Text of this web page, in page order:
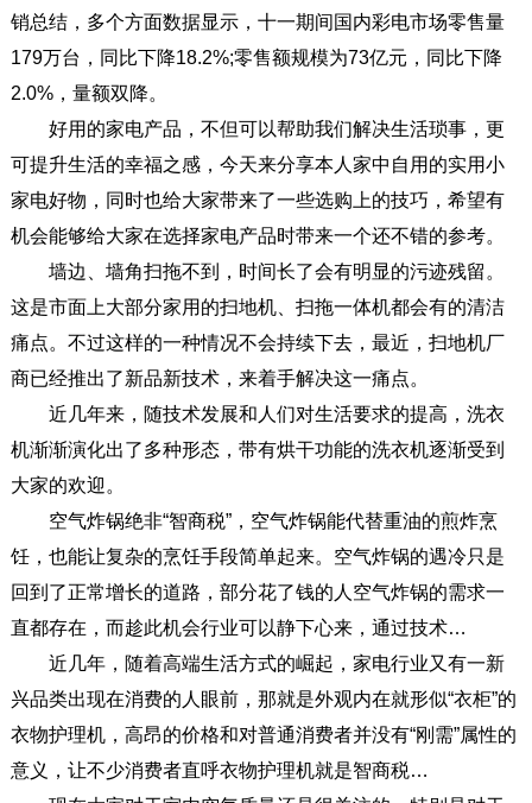
销总结，多个方面数据显示，十一期间国内彩电市场零售量
179万台，同比下降18.2%;零售额规模为73亿元，同比下降
2.0%，量额双降。
好用的家电产品，不但可以帮助我们解决生活琐事，更
可提升生活的幸福之感，今天来分享本人家中自用的实用小
家电好物，同时也给大家带来了一些选购上的技巧，希望有
机会能够给大家在选择家电产品时带来一个还不错的参考。
墙边、墙角扫拖不到，时间长了会有明显的污迹残留。
这是市面上大部分家用的扫地机、扫拖一体机都会有的清洁
痛点。不过这样的一种情况不会持续下去，最近，扫地机厂
商已经推出了新品新技术，来着手解决这一痛点。
近几年来，随技术发展和人们对生活要求的提高，洗衣
机渐渐演化出了多种形态，带有烘干功能的洗衣机逐渐受到
大家的欢迎。
空气炸锅绝非“智商税”，空气炸锅能代替重油的煎炸烹
饪，也能让复杂的烹饪手段简单起来。空气炸锅的遇冷只是
回到了正常增长的道路，部分花了钱的人空气炸锅的需求一
直都存在，而趁此机会行业可以静下心来，通过技术…
近几年，随着高端生活方式的崛起，家电行业又有一新
兴品类出现在消费的人眼前，那就是外观内在就形似“衣柜”的
衣物护理机，高昂的价格和对普通消费者并没有“刚需”属性的
意义，让不少消费者直呼衣物护理机就是智商税…